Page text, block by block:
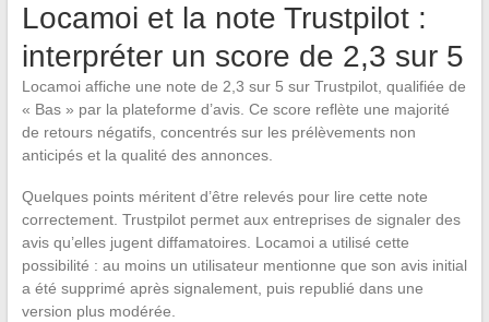
Locamoi et la note Trustpilot :
interpréter un score de 2,3 sur 5
Locamoi affiche une note de 2,3 sur 5 sur Trustpilot, qualifiée de
« Bas » par la plateforme d’avis. Ce score reflète une majorité
de retours négatifs, concentrés sur les prélèvements non
anticipés et la qualité des annonces.
Quelques points méritent d’être relevés pour lire cette note
correctement. Trustpilot permet aux entreprises de signaler des
avis qu’elles jugent diffamatoires. Locamoi a utilisé cette
possibilité : au moins un utilisateur mentionne que son avis initial
a été supprimé après signalement, puis republié dans une
version plus modérée.